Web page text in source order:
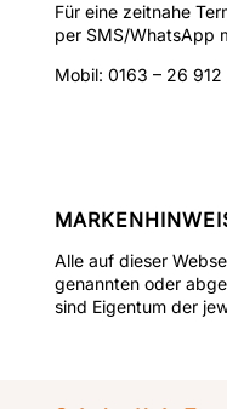
Für eine zeitnahe
per SMS/WhatsApp
Mobil: 0163 – 26 912
Alle auf dieser
genannten oder
sind Eigentum der